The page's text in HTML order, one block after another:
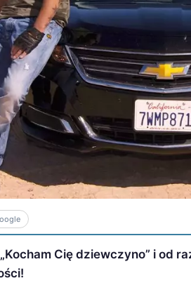
Cię dziewczyno” i od